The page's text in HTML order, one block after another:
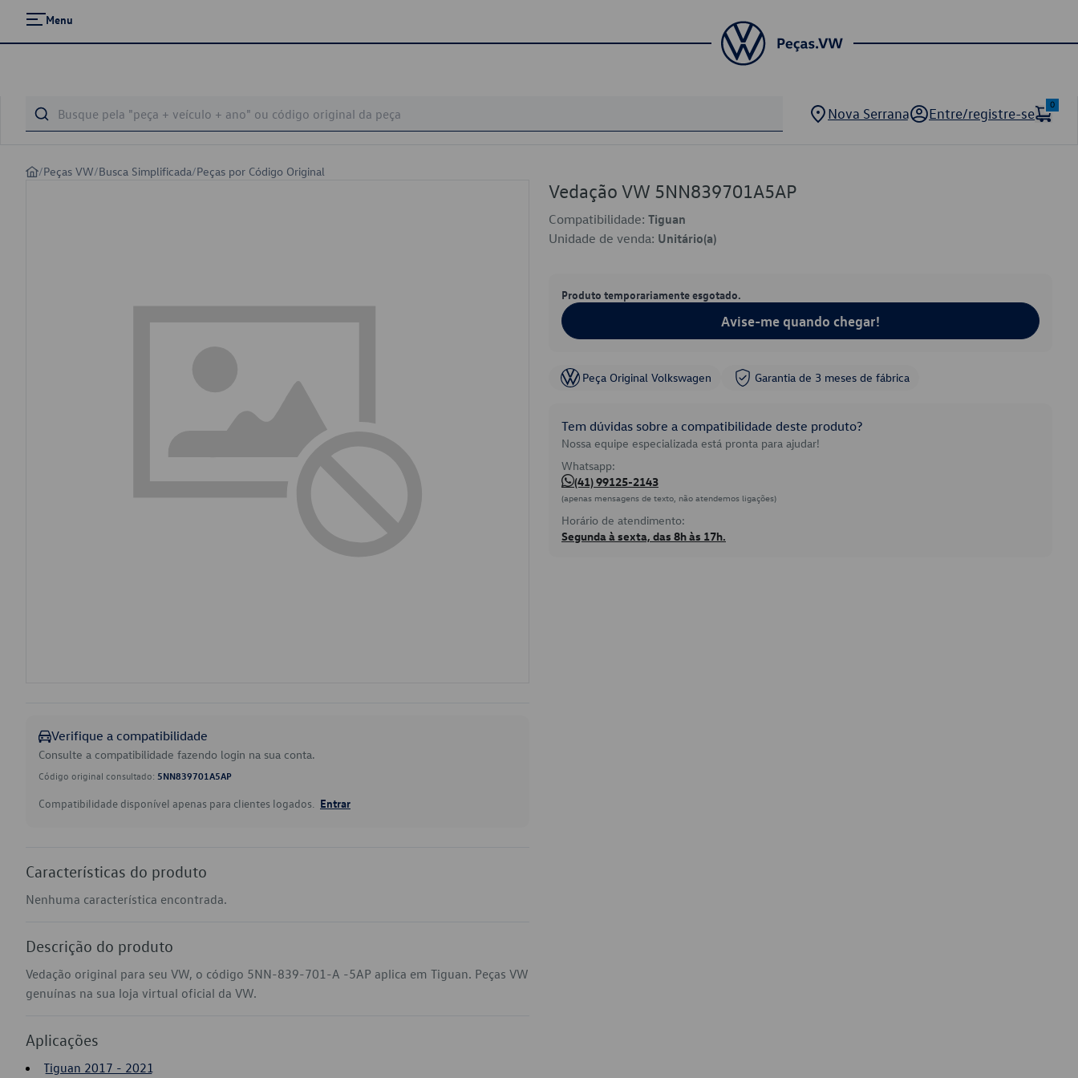
Menu
Nova Serrana Entre/registre-se
0
/Peças VW/Busca Simplificada/Peças por Código Original
Verifique a compatibilidade
Consulte a compatibilidade fazendo login na sua conta.
Código original consultado: 5NN839701A5AP
Compatibilidade disponível apenas para clientes logados. Entrar
Características do produto
Nenhuma característica encontrada.
Descrição do produto
Vedação original para seu VW, o código 5NN-839-701-A -5AP aplica em Tiguan. Peças VW
genuínas na sua loja virtual oficial da VW.
Aplicações
Tiguan 2017 - 2021
Vedação VW 5NN839701A5AP
Compatibilidade: Tiguan
Unidade de venda: Unitário(a)
Produto temporariamente esgotado.
Avise-me quando chegar!
Peça Original Volkswagen Garantia de 3 meses de fábrica
Tem dúvidas sobre a compatibilidade deste produto?
Nossa equipe especializada está pronta para ajudar!
Whatsapp:
(41) 99125-2143
(apenas mensagens de texto, não atendemos ligações)
Horário de atendimento:
Segunda à sexta, das 8h às 17h.